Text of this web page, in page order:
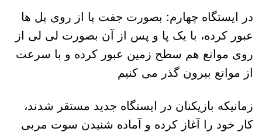
در ایستگاه چهارم: بصورت جفت پا از روی پل ها
عبور کرده، با یک پا و پس از آن بصورت لی لی از
روی موانع هم سطح زمین عبور کرده و با سرعت
از موانع بیرون گذر می کنیم
زمانیکه بازیکنان در ایستگاه جدید مستقر شدند،
کار خود را آغاز کرده و آماده شنیدن سوت مربی